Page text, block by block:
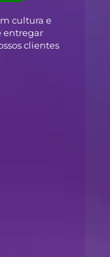
cultura e
entregar
clientes